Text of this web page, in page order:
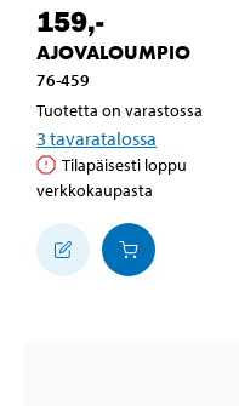
159,-
AJOVALOUMPIO
76-459
Tuotetta on varastossa
3 tavaratalossa
Tilapäisesti loppu
verkkokaupasta